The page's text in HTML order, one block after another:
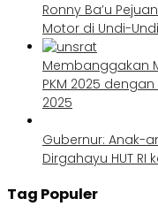
Ronny Ba’u
Motor di Undi-
Membanggakan
PKM 2025
2025
Gubernur: Anak-
Dirgahayu HUT RI
Tag Populer